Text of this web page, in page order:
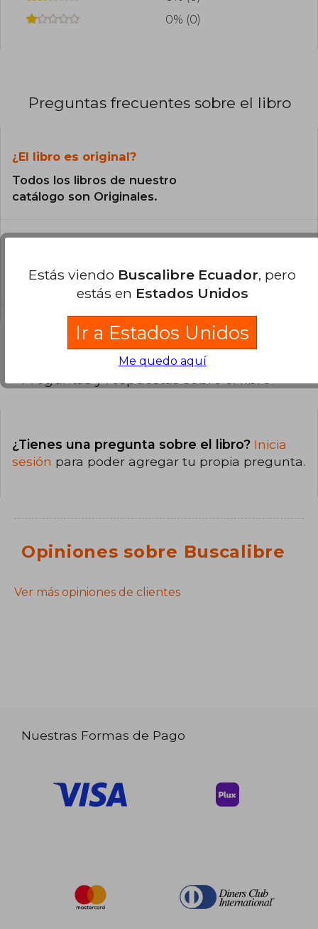
0% (0)
Preguntas frecuentes sobre el libro
¿El libro es original?
Todos los libros de nuestro
catálogo son Originales.
La encuadernación de esta edición es Tapa
Dura.
Preguntas y respuestas sobre el libro
¿Tienes una pregunta sobre el libro? Inicia
sesión para poder agregar tu propia pregunta.
Opiniones sobre Buscalibre
Ver más opiniones de clientes
Nuestras Formas de Pago
Estás viendo Buscalibre Ecuador, pero
estás en Estados Unidos
Ir a Estados Unidos
Me quedo aquí